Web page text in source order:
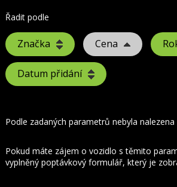
Řadit podle
Značka Cena
Datum přidání
Podle zadaných parametrů nebyla nalezena
Pokud máte zájem o vozidlo s těmito
vyplněný poptávkový formulář, který je